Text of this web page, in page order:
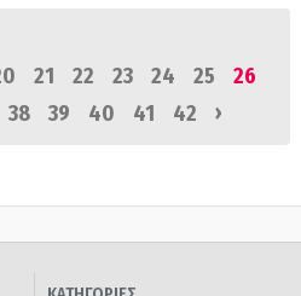
21 22 23 24 25
26
38 39 40 41 42 ›